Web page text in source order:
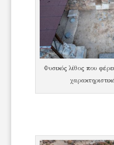
Φυσικός λίθος που